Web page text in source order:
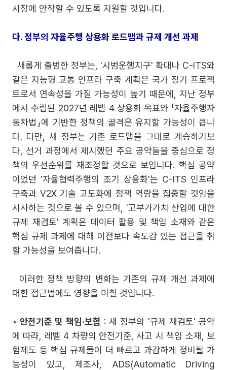
시장에 안착할 수 있도록 지원할 것입니다.
다. 정부의 자율주행 상용화 로드맵과 규제 개선 과제
새롭게 출범한 정부는, '시범운행지구' 확대나 C-ITS와
같은 지능형 교통 인프라 구축 계획은 국가 장기 프로젝
트로서 연속성을 가질 가능성이 높기 때문에, 지난 정부
에서 수립된 2027년 레벨 4 상용화 목표와 「자율주행자
동차법」에 기반한 정책의 골격은 유지할 가능성이 큽니
다. 다만, 새 정부는 기존 로드맵을 그대로 계승하기보
다, 선거 과정에서 제시했던 주요 공약들을 중심으로 정
책의 우선순위를 재조정할 것으로 보입니다. 핵심 공약
이었던 '자율협력주행의 조기 상용화'는 C-ITS 인프라
구축과 V2X 기술 고도화에 정책 역량을 집중할 것임을
시사하는 것으로 볼 수 있으며, '고부가가치 산업에 대한
규제 재검토' 계획은 데이터 활용 및 책임 소재와 같은
핵심 규제 과제에 대해 이전보다 속도감 있는 접근을 취
할 가능성을 보여줍니다.
이러한 정책 방향의 변화는 기존의 규제 개선 과제에
대한 접근법에도 영향을 미칠 것입니다.
• 안전기준 및 책임·보험 : 새 정부의 '규제 재검토' 공약
에 따라, 레벨 4 차량의 안전기준, 사고 시 책임 소재, 보
험제도 등 핵심 규제들이 더 빠르고 과감하게 정비될 가
능성이 있고, 제조사, ADS(Automatic Driving